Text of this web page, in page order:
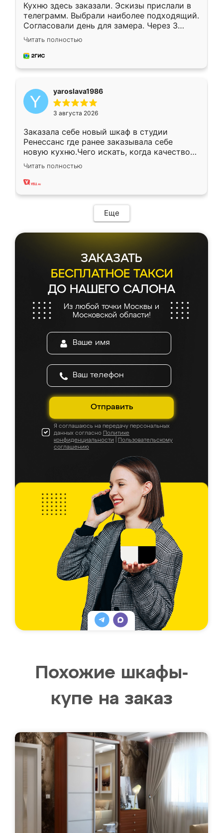
Кухню здесь заказали. Эскизы прислали в
телеграмм. Выбрали наиболее подходящий.
Согласовали день для замера. Через 3
недели кухня была уже готова. Остались
довольны работой. Спасибо Ренессанс
мебель за качественную работу!
Читать полностью
yaroslava1986
3 августа 2026
Заказала себе новый шкаф в студии
Ренессанс где ранее заказывала себе
новую кухню.Чего искать, когда качеством
вполне довольна. Служит кухня уже почти
два года, нареканий нет.
Читать полностью
Еще
ЗАКАЗАТЬ
БЕСПЛАТНОЕ ТАКСИ
ДО НАШЕГО САЛОНА
Из любой точки Москвы и
Московской области!
Отправить
Я соглашаюсь на передачу персональных
данных согласно Политике
конфиденциальности
Пользовательскому
соглашению
Похожие шкафы-
купе на заказ